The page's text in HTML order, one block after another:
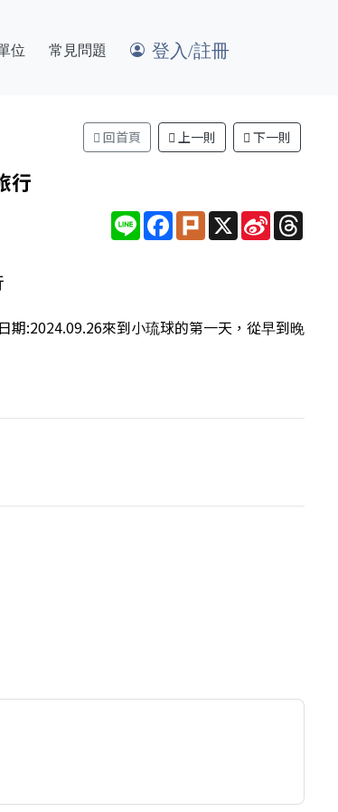
位 常見問題 登入/註冊
回首頁 上一則 下一則
行
Line Facebook
PlurkX Sina
Weibo
期:2024.09.26來到小琉球的第一天，從早到晚